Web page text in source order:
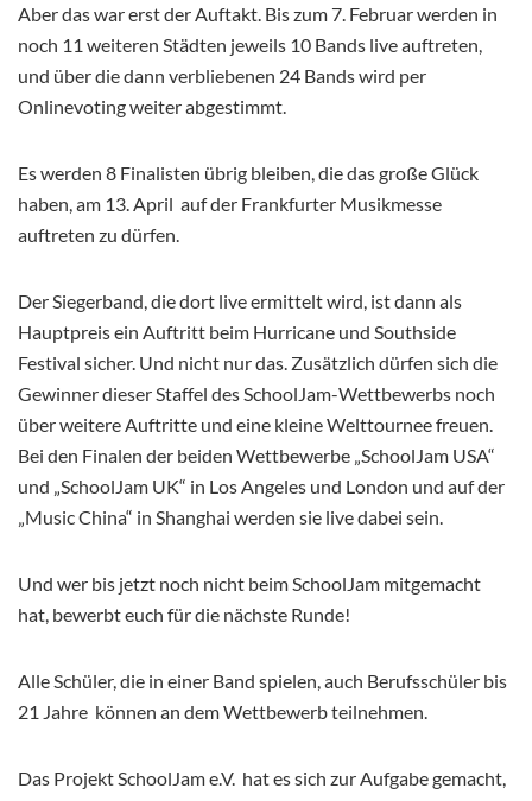
Aber das war erst der Auftakt. Bis zum 7. Februar werden in
noch 11 weiteren Städten jeweils 10 Bands live auftreten,
und über die dann verbliebenen 24 Bands wird per
Onlinevoting weiter abgestimmt.
Es werden 8 Finalisten übrig bleiben, die das große Glück
haben, am 13. April auf der Frankfurter Musikmesse
auftreten zu dürfen.
Der Siegerband, die dort live ermittelt wird, ist dann als
Hauptpreis ein Auftritt beim Hurricane und Southside
Festival sicher. Und nicht nur das. Zusätzlich dürfen sich die
Gewinner dieser Staffel des SchoolJam-Wettbewerbs noch
über weitere Auftritte und eine kleine Welttournee freuen.
Bei den Finalen der beiden Wettbewerbe „SchoolJam USA“
und „SchoolJam UK“ in Los Angeles und London und auf der
„Music China“ in Shanghai werden sie live dabei sein.
Und wer bis jetzt noch nicht beim SchoolJam mitgemacht
hat, bewerbt euch für die nächste Runde!
Alle Schüler, die in einer Band spielen, auch Berufsschüler bis
21 Jahre können an dem Wettbewerb teilnehmen.
Das Projekt SchoolJam e.V. hat es sich zur Aufgabe gemacht,